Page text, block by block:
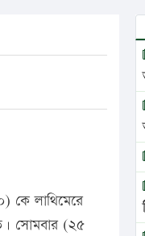
কে লাথিমেরে
সোমবার (২৫